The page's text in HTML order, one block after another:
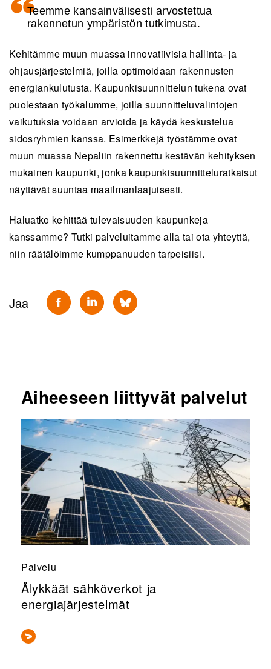
Teemme kansainvälisesti arvostettua
rakennetun ympäristön tutkimusta.
Kehitämme muun muassa innovatiivisia hallinta- ja
ohjausjärjestelmiä, joilla optimoidaan rakennusten
energiankulutusta. Kaupunkisuunnittelun tukena ovat
puolestaan työkalumme, joilla suunnitteluvalintojen
vaikutuksia voidaan arvioida ja käydä keskustelua
sidosryhmien kanssa. Esimerkkejä työstämme ovat
muun muassa Nepaliin rakennettu kestävän kehityksen
mukainen kaupunki, jonka kaupunkisuunnitteluratkaisut
näyttävät suuntaa maailmanlaajuisesti.
Haluatko kehittää tulevaisuuden kaupunkeja
kanssamme? Tutki palveluitamme alla tai ota yhteyttä,
niin räätälöimme kumppanuuden tarpeisiisi.
Jaa
Aiheeseen liittyvät palvelut
Palvelu
Älykkäät sähköverkot ja
energiajärjestelmät